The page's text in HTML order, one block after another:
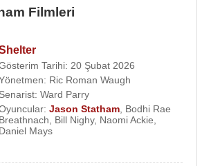
Aynı yıl,
sonradan iki de devam filmi
filminde,Frank Martin
Transporter, Statham’ın dövüş
sahneleme şansı bulduğu ilk film
da gelecekti. Devam filmleri olan
,2005yılında,Transporter 3ise
Filmleri
Tarihi: 20 Şubat 2026
Ric Roman Waugh
Senarist: Ward Parry
Jason Statham Bodhi Rae
Breathnach
Bill Nighy, Naomi Ackie
Daniel Mays